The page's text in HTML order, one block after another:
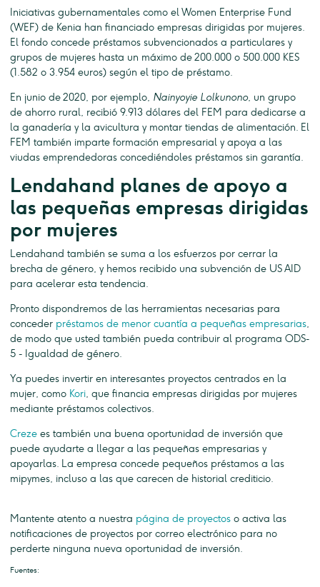
Iniciativas gubernamentales como el Women Enterprise Fund
(WEF) de Kenia han financiado empresas dirigidas por mujeres.
El fondo concede préstamos subvencionados a particulares y
grupos de mujeres hasta un máximo de 200.000 o 500.000 KES
(1.582 o 3.954 euros) según el tipo de préstamo.
En junio de 2020, por ejemplo, Nainyoyie Lolkunono, un grupo
de ahorro rural, recibió 9.913 dólares del FEM para dedicarse a
la ganadería y la avicultura y montar tiendas de alimentación. El
FEM también imparte formación empresarial y apoya a las
viudas emprendedoras concediéndoles préstamos sin garantía.
Lendahand planes de apoyo a
las pequeñas empresas dirigidas
por mujeres
Lendahand también se suma a los esfuerzos por cerrar la
brecha de género, y hemos recibido una subvención de US AID
para acelerar esta tendencia.
Pronto dispondremos de las herramientas necesarias para
conceder préstamos de menor cuantía a pequeñas empresarias,
de modo que usted también pueda contribuir al programa ODS-
5 - Igualdad de género.
Ya puedes invertir en interesantes proyectos centrados en la
mujer, como Kori, que financia empresas dirigidas por mujeres
mediante préstamos colectivos.
Creze es también una buena oportunidad de inversión que
puede ayudarte a llegar a las pequeñas empresarias y
apoyarlas. La empresa concede pequeños préstamos a las
mipymes, incluso a las que carecen de historial crediticio.
Mantente atento a nuestra página de proyectos o activa las
notificaciones de proyectos por correo electrónico para no
perderte ninguna nueva oportunidad de inversión.
Fuentes: